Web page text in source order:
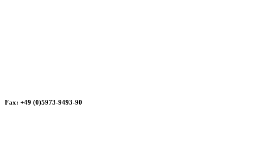
Fax: +49 (0)5973-9493-90